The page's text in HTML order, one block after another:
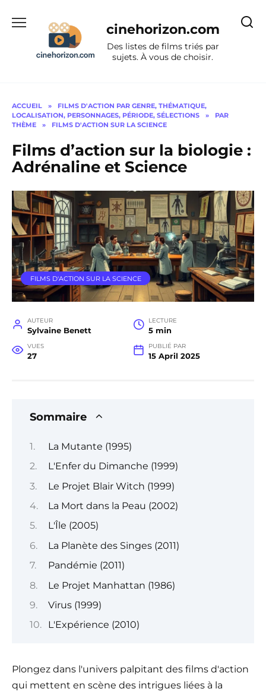
cinehorizon.com
Des listes de films triés par
sujets. À vous de choisir.
ACCUEIL »
FILMS D'ACTION PAR GENRE, THÉMATIQUE,
LOCALISATION, PERSONNAGES, PÉRIODE, SÉLECTIONS
»
PAR
THÈME
» FILMS D'ACTION SUR LA SCIENCE
Films d’action sur la biologie :
Adrénaline et Science
FILMS D'ACTION SUR LA SCIENCE
AUTEUR
Sylvaine Benett
LECTURE
5 min
VUES
27
PUBLIÉ PAR
15 April 2025
Sommaire
La Mutante (1995)
L'Enfer du Dimanche (1999)
Le Projet Blair Witch (1999)
La Mort dans la Peau (2002)
L'Île (2005)
La Planète des Singes (2011)
Pandémie (2011)
Le Projet Manhattan (1986)
Virus (1999)
L'Expérience (2010)
Plongez dans l'univers palpitant des films d'action
qui mettent en scène des intrigues liées à la